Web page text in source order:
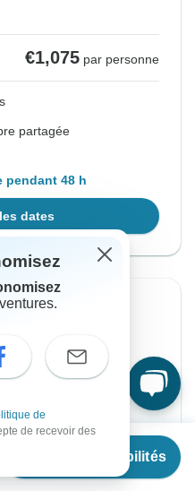
Voir les disponibilités
€1,075 par personne
partagée
pendant 48 h
dates
Jusqu'au Mardi
18 mai, 2027
€1,075 par personne
de
de recevoir des